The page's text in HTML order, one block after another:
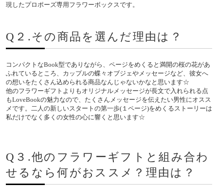
現したプロポーズ専用フラワーボックスです。
Q２.その商品を選んだ理由は？
コンパクトなBook型でありながら、ページをめくると満開の桜の花があ
ふれているところ、カップルの蝶々オブジェやメッセージなど、彼女へ
の想いをたくさん込められる商品なんじゃないかなと思います☆
他のフラワーギフトよりもオリジナルメッセージが長文で入れられる点
もLoveBookの魅力なので、たくさんメッセージを伝えたい男性にオスス
メです。二人の新しいスタートの第一歩(１ページ)をめくるストーリーは
私だけでなく多くの女性の心に響くと思います☆
Q３.他のフラワーギフトと組み合わ
せるなら何がおススメ？理由は？